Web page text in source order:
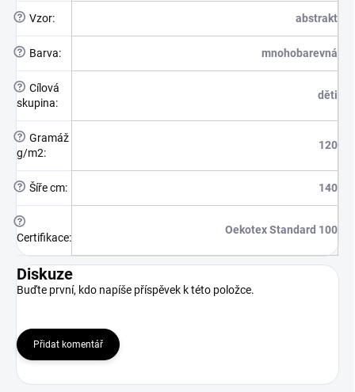
? Vzor: abstrakt
? Barva: mnohobarevná
? Cílová
skupina:
děti
? Gramáž
g/m2:
120
? Šíře cm: 140
?
Certifikace:
Oekotex Standard 100
Diskuze
Buďte první, kdo napíše příspěvek k této položce.
Přidat komentář